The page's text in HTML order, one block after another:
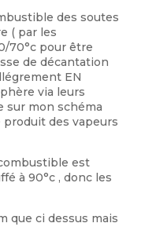
des soutes
( par les
70°c pour être
de décantation
EN
via leurs
sur mon schéma
des vapeurs
est
à 90°c , donc les
que ci dessus mais